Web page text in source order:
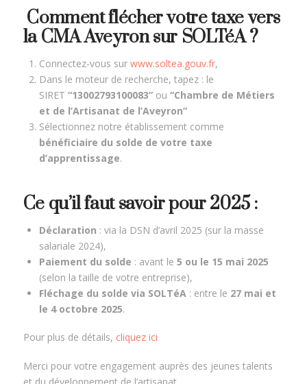
Comment flécher votre taxe vers
la CMA Aveyron sur SOLTéA ?
Connectez-vous sur www.soltea.gouv.fr,
Dans le moteur de recherche, tapez : le
SIRET “13002793100083”ou “Chambre de Métiers
et de l’Artisanat de l’Aveyron”
Sélectionnez notre établissement comme
bénéficiaire du solde de votre taxe
d’apprentissage.
Ce qu’il faut savoir pour 2025 :
Déclaration : via la DSN d’avril 2025 (sur la masse
salariale 2024),
Paiement du solde : avant le 5 ou le 15 mai 2025
(selon la taille de votre entreprise),
Fléchage du solde via SOLTéA: entre le 27 mai et
le 4 octobre 2025.
Pour plus de détails, cliquez ici
Merci pour votre engagement auprès des jeunes talents
et du développement de l’artisanat.